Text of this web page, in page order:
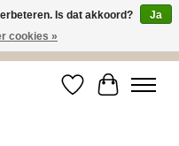
> € 100 of afhalen in de winkel
Verlanglijst
Is dat akkoord?
Ja
cookies »